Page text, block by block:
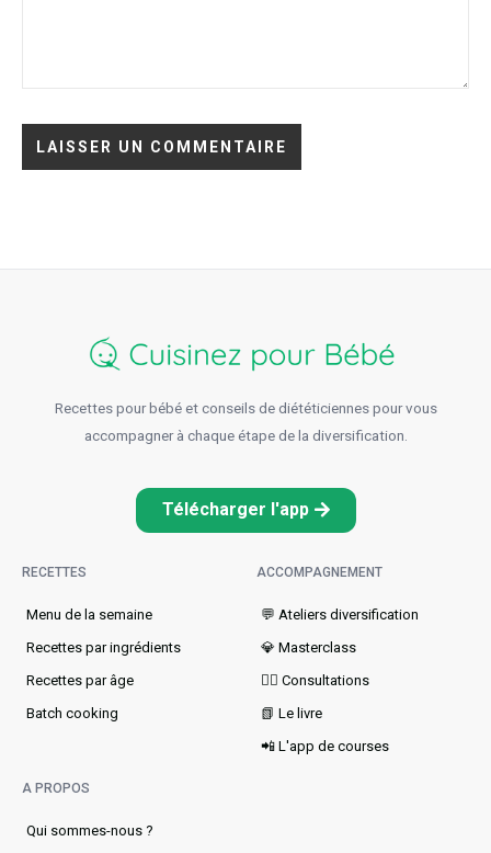
Recettes pour bébé et conseils de diététiciennes pour vous
accompagner à chaque étape de la diversification.
Télécharger l'app
RECETTES
Menu de la semaine​
Recettes par ingrédients
Recettes par âge
Batch cooking
ACCOMPAGNEMENT
💬 Ateliers diversification
💎 Masterclass
👩‍⚕️ Consultations
📗 Le livre
📲 L'app de courses
A PROPOS
Qui sommes-nous ?